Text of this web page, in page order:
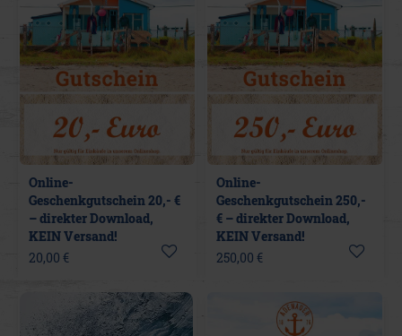
Online-
Geschenkgutschein 20,- €
– direkter Download,
KEIN Versand!
20,00 €
Online-
Geschenkgutschein 250,-
€ – direkter Download,
KEIN Versand!
250,00 €